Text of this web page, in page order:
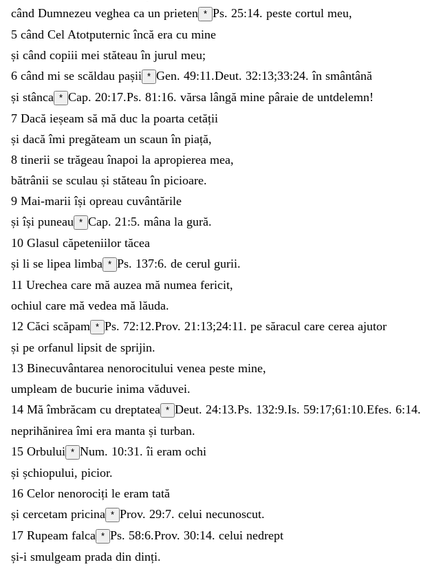
când Dumnezeu veghea ca un prieten * Ps. 25:14. peste cortul meu,
5 când Cel Atotputernicîncă era cu mine
și când copiii mei stăteauîn jurul meu;
6 când mi se scăldau pașii * Gen. 49:11 .Deut. 32:13;33:24. în smântână
și stânca * Cap. 20:17.Ps. 81:16. vărsa lângă mine pâraie de untdelemn!
7 Dacă ieșeam să mă duc la poarta cetății
și dacăîmi pregăteam un scaunîn piață,
8 tinerii se trăgeauînapoi la apropierea mea,
bătrânii se sculau și stăteauîn picioare.
9 Mai-mariiîși opreau cuvântările
șiîși puneau * Cap. 21:5. mâna la gură.
10 Glasul căpeteniilor tăcea
și li se lipea limba * Ps. 137:6. de cerul gurii.
11 Urechea care mă auzea mă numea fericit,
ochiul care mă vedea mă lăuda.
12 Căci scăpam * Ps. 72:12.Prov. 21:13;24:11 . pe săracul care cerea ajutor
și pe orfanul lipsit de sprijin.
13 Binecuvântarea nenorocitului venea peste mine,
umpleam de bucurie inima văduvei.
14 Măîmbrăcam cu dreptatea * Deut. 24:13.Ps. 132:9.Is. 59:17;61:10.Efes. 6:14.
neprihănireaîmi era manta și turban.
15 Orbului * Num. 10:31 . îi eram ochi
și șchiopului, picior.
16 Celor nenorociți le eram tată
și cercetam pricina * Prov. 29:7. celui necunoscut.
17 Rupeam falca * Ps. 58:6.Prov. 30:14. celui nedrept
și-i smulgeam prada din dinți.